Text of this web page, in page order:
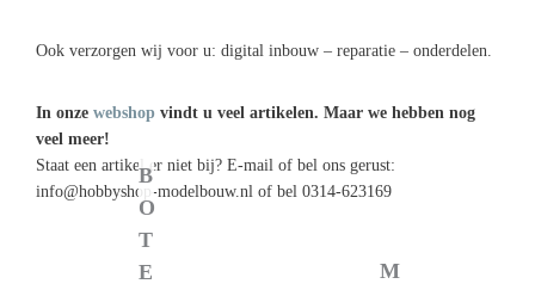
Ook verzorgen wij voor u: digital inbouw – reparatie – onderdelen.
In onze webshop vindt u veel artikelen. Maar we hebben nog
veel meer!
Staat een artikel er niet bij? E-mail of bel ons gerust:
info@hobbyshop-modelbouw.nl of bel 0314-623169
B
O
T
E
M